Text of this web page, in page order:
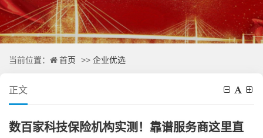
当前位置： 首页 >> 企业优选
正文
数百家科技保险机构实测！靠谱服务商这里直